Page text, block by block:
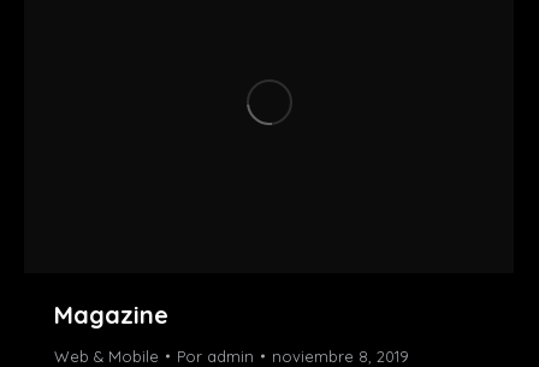
Magazine
Web & Mobile Por admin noviembre 8, 2019